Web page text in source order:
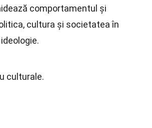
comportamentul și
cultura și societatea în
culturale.